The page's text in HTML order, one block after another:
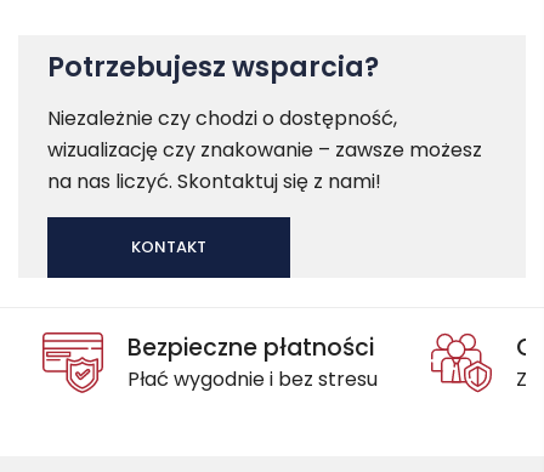
Potrzebujesz wsparcia?
Niezależnie czy chodzi o dostępność,
wizualizację czy znakowanie – zawsze możesz
na nas liczyć. Skontaktuj się z nami!
KONTAKT
Bezpieczne płatności
Płać wygodnie i bez stresu